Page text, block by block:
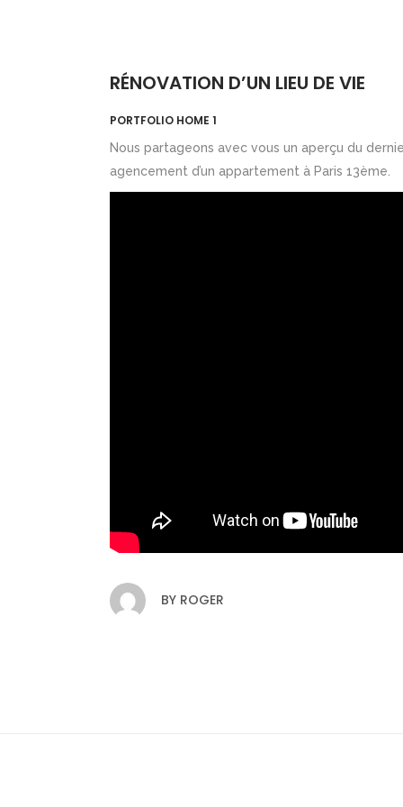
RÉNOVATION D’UN LIEU DE VIE
PORTFOLIO HOME 1
Nous partageons avec vous un aperçu du
agencement d’un appartement à Paris 13ème.
BY ROGER